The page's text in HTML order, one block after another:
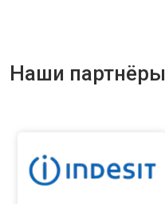
Наши партнёры